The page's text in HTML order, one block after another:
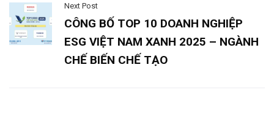
Next Post
CÔNG BỐ TOP 10 DOANH NGHIỆP
ESG VIỆT NAM XANH 2025 – NGÀNH
CHẾ BIẾN CHẾ TẠO